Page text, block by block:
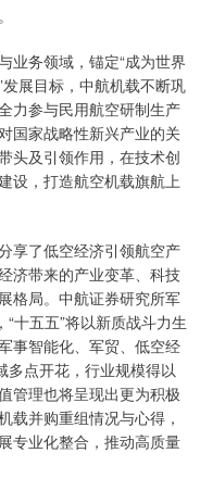
业务领域，锚定“成为世界
展目标，中航机载不断巩
力参与民用航空研制生产
国家战略性新兴产业的关
头及引领作用，在技术创
设，打造航空机载旗航上
享了低空经济引领航空产
济带来的产业变革、科技
格局。中航证券研究所军
十五五”将以新质战斗力生
事智能化、军贸、低空经
多点开花，行业规模得以
管理也将呈现出更为积极
载并购重组情况与心得，
专业化整合，推动高质量